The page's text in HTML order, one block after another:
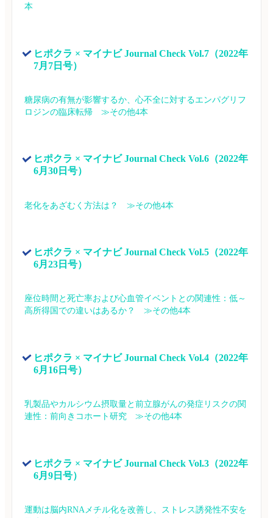
本
ヒポクラ × マイナビ Journal Check Vol.7（2022年
7月7日号）
糖尿病の有無が影響するか、心不全に対するエンパグリフ
ロジンの臨床転帰　≫その他4本
ヒポクラ × マイナビ Journal Check Vol.6（2022年
6月30日号）
老化をあざむく方法は？　≫その他4本
ヒポクラ × マイナビ Journal Check Vol.5（2022年
6月23日号）
座位時間と死亡率および心血管イベントとの関連性：低～
高所得国での違いはあるか？　≫その他4本
ヒポクラ × マイナビ Journal Check Vol.4（2022年
6月16日号）
乳製品やカルシウム摂取量と前立腺がんの発症リスクの関
連性：前向きコホート研究　≫その他4本
ヒポクラ × マイナビ Journal Check Vol.3（2022年
6月9日号）
運動は脳内RNAメチル化を改善し、ストレス誘発性不安を